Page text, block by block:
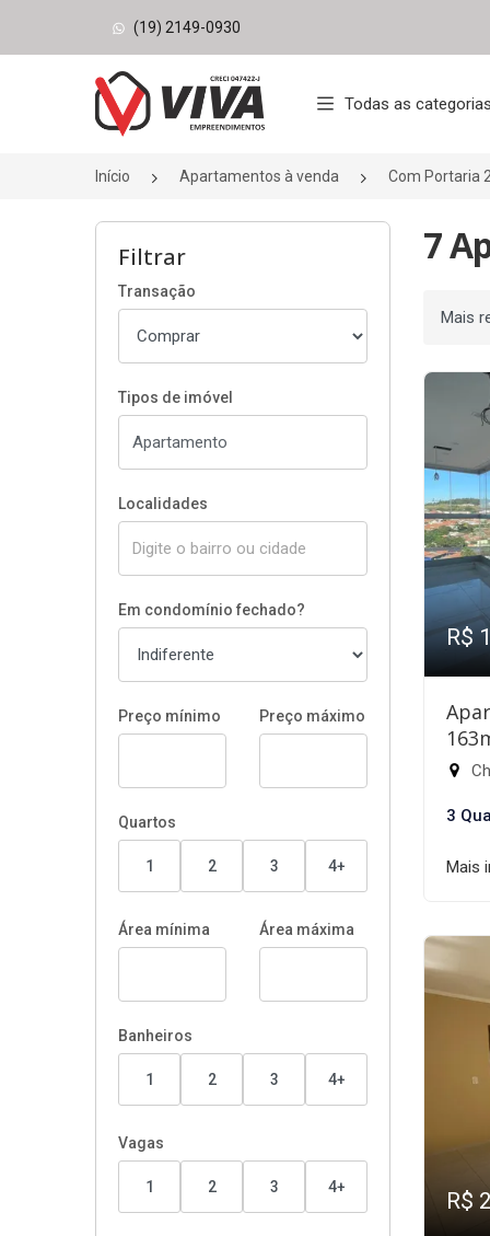
(19) 2149-0930
Página inicial
Todas as
Início Apartamentos à venda Com Portaria
Filtrar
Transação
Tipos de imóvel
Localidades
Em condomínio fechado?
Preço mínimo Preço máximo
Quartos
1 2 3 4+
Área mínima Área máxima
Banheiros
1 2 3 4+
Vagas
1 2 3 4+
7
R$
3
Mais
R$